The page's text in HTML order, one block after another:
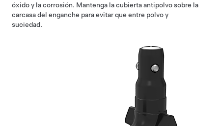
óxido y la corrosión. Mantenga la cubierta antipolvo sobre la
carcasa del enganche para evitar que entre polvo y
suciedad.